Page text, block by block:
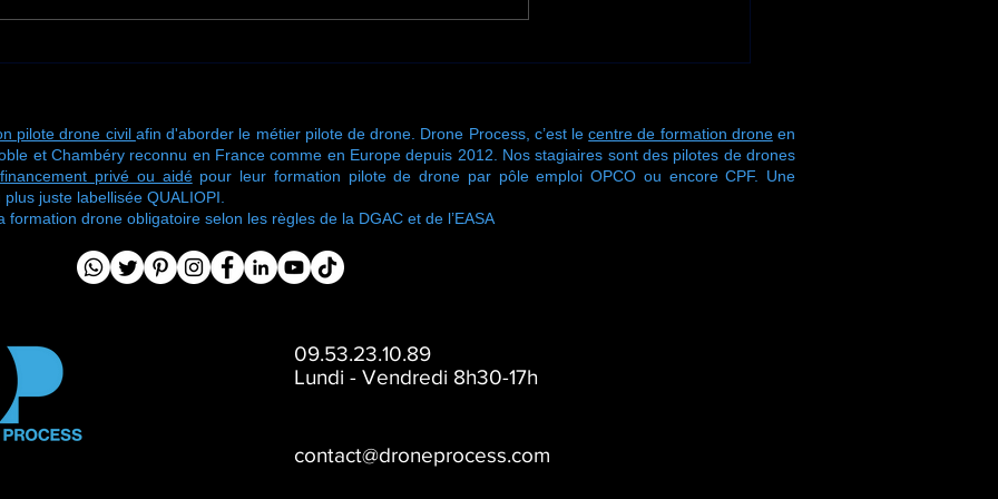
pilote drone civil afin d'aborder le métier pilote de drone. Drone Process, c’est lecentre de formation droneen
et Chambéry reconnu en France comme en Europe depuis 2012. Nos stagiaires sont des pilotes de drones
financement privé ou aidépour leur formation pilote de drone par pôle emploi OPCO ou encore CPF. Une
juste labellisée QUALIOPI.
drone obligatoire selon les règles de la DGAC et de l’EASA
09.53.23.10.89
Lundi - Vendredi 8h30-17h
contact@droneprocess.com